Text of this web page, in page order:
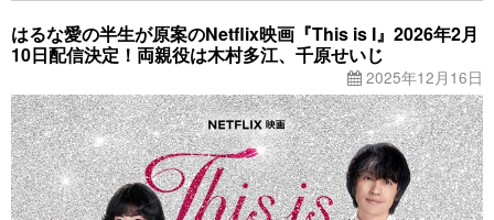
はるな愛の半生が原案のNetflix映画『This is I』2026年2月
10日配信決定！両親役は木村多江、千原せいじ
2025年12月16日